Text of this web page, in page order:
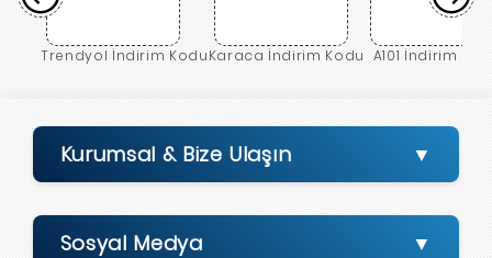
Trendyol İndirim KoduKaraca İndirim Kodu A101 İndirim
Kurumsal & Bize Ulaşın
Sosyal Medya